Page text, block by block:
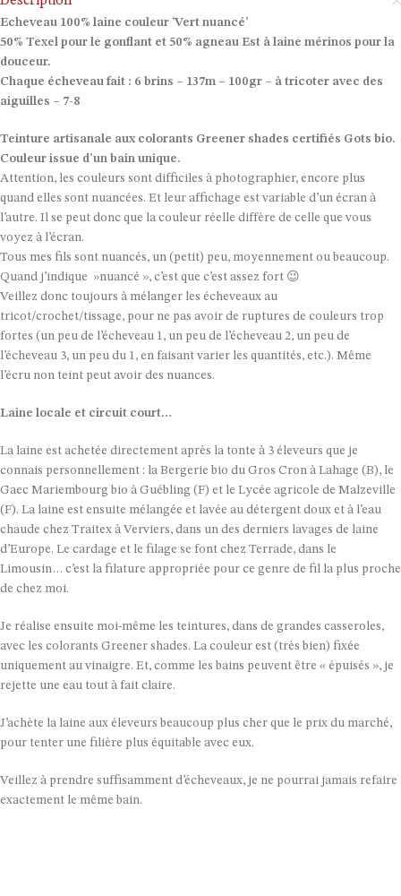
Echeveau 100% laine couleur ‘Vert nuancé’
50% Texel pour le gonflant et 50% agneau Est à laine mérinos pour la
douceur.
Chaque écheveau fait : 6 brins – 137m – 100gr – à tricoter avec des
aiguilles – 7-8
Teinture artisanale aux colorants Greener shades certifiés Gots bio.
Couleur issue d’un bain unique.
Attention, les couleurs sont difficiles à photographier, encore plus
quand elles sont nuancées. Et leur affichage est variable d’un écran à
l’autre. Il se peut donc que la couleur réelle diffère de celle que vous
voyez à l’écran.
Tous mes fils sont nuancés, un (petit) peu, moyennement ou beaucoup.
Quand j’indique »nuancé », c’est que c’est assez fort 😉
Veillez donc toujours à mélanger les écheveaux au
tricot/crochet/tissage, pour ne pas avoir de ruptures de couleurs trop
fortes (un peu de l’écheveau 1, un peu de l’écheveau 2, un peu de
l’écheveau 3, un peu du 1, en faisant varier les quantités, etc.). Même
l’écru non teint peut avoir des nuances.
Laine locale et circuit court…
La laine est achetée directement après la tonte à 3 éleveurs que je
connais personnellement : la Bergerie bio du Gros Cron à Lahage (B), le
Gaec Mariembourg bio à Guébling (F) et le Lycée agricole de Malzeville
(F). La laine est ensuite mélangée et lavée au détergent doux et à l’eau
chaude chez Traitex à Verviers, dans un des derniers lavages de laine
d’Europe. Le cardage et le filage se font chez Terrade, dans le
Limousin… c’est la filature appropriée pour ce genre de fil la plus proche
de chez moi.
Je réalise ensuite moi-même les teintures, dans de grandes casseroles,
avec les colorants Greener shades. La couleur est (très bien) fixée
uniquement au vinaigre. Et, comme les bains peuvent être « épuisés », je
rejette une eau tout à fait claire.
J’achète la laine aux éleveurs beaucoup plus cher que le prix du marché,
pour tenter une filière plus équitable avec eux.
Veillez à prendre suffisamment d’écheveaux, je ne pourrai jamais refaire
exactement le même bain.